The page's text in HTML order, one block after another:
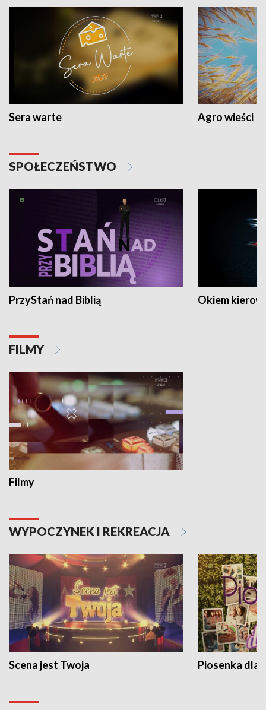
Sera warte Agro wieści
SPOŁECZEŃSTWO
PrzyStań nad Biblią Okiem
FILMY
Filmy
WYPOCZYNEK I REKREACJA
Scena jest Twoja Piosenka dla